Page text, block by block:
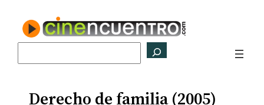
contenido
Derecho de familia (2005)